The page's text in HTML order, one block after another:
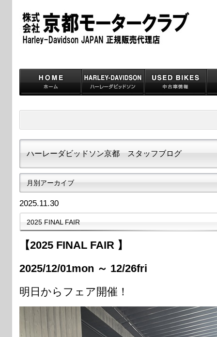
ハーレーダビッドソン京都 スタッフブログ
月別アーカイブ
2025.11.30
2025 FINAL FAIR
【2025 FINAL FAIR 】
2025/12/01mon ～ 12/26fri
明日からフェア開催！